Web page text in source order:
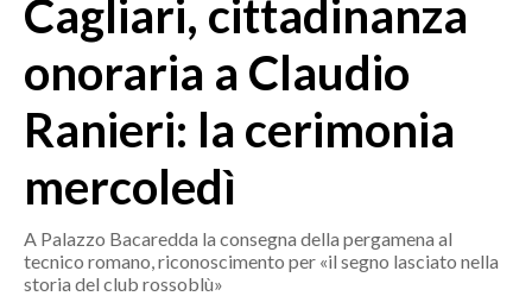
MEDIO CAMPIDANO
ORISTANO E PROVINCIA
SASSARI E PROVINCIA
GALLURA
NUORO E PROVINCIA
OGLIASTRA
CRONACA
Cagliari, cittadinanza
onoraria a Claudio
Ranieri: la cerimonia
mercoledì
A Palazzo Bacaredda la consegna della pergamena al
tecnico romano, riconoscimento per «il segno lasciato nella
storia del club rossoblù»